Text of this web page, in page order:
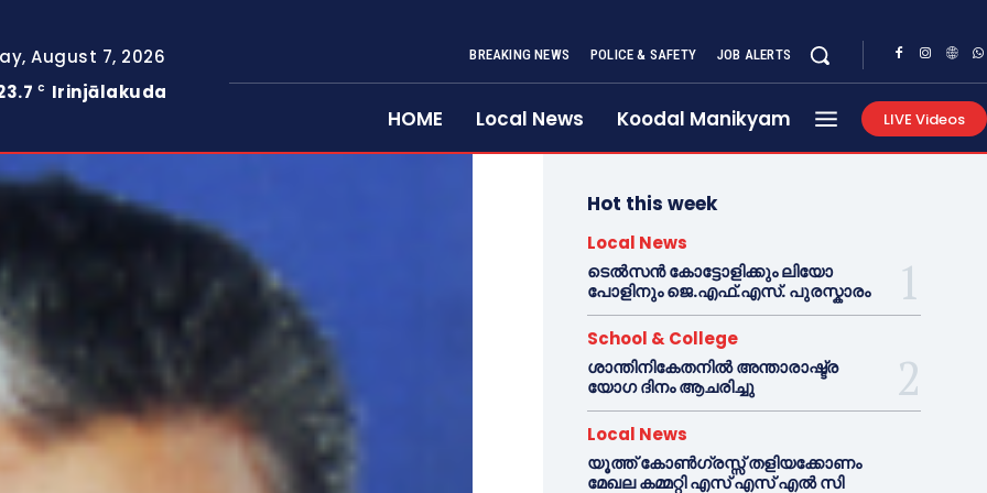
August 7, 2026
C Irinjālakuda
BREAKING NEWS POLICE & SAFETY JOB ALERTS
HOME Local News Koodal Manikyam LIVE Videos
Hot this week
Local News
ടെൽസൻ കോട്ടോളിക്കും ലിയോ
പോളിനും ജെ.എഫ്.എസ്. പുരസ്കാരം
School & College
ശാന്തിനികേതനിൽ അന്താരാഷ്ട്ര
യോഗ ദിനം ആചരിച്ചു
Local News
യൂത്ത് കോൺഗ്രസ്സ് തളിയക്കോണം
മേഖല കമ്മറ്റി എസ് എസ് എൽ സി